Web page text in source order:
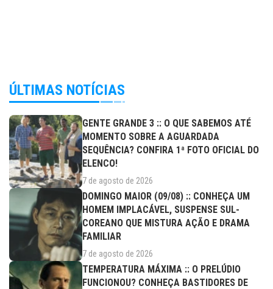
ÚLTIMAS NOTÍCIAS
GENTE GRANDE 3 :: O QUE SABEMOS ATÉ
MOMENTO SOBRE A AGUARDADA
SEQUÊNCIA? CONFIRA 1ª FOTO OFICIAL DO
ELENCO!
7 de agosto de 2026
DOMINGO MAIOR (09/08) :: CONHEÇA UM
HOMEM IMPLACÁVEL, SUSPENSE SUL-
COREANO QUE MISTURA AÇÃO E DRAMA
FAMILIAR
7 de agosto de 2026
TEMPERATURA MÁXIMA :: O PRELÚDIO
FUNCIONOU? CONHEÇA BASTIDORES DE